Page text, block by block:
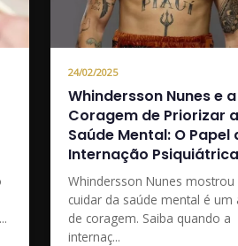
24/02/2025
Whindersson Nunes e a
Coragem de Priorizar a
Saúde Mental: O Papel
Internação Psiquiátrica
Whindersson Nunes mostrou
cuidar da saúde mental é um
de coragem. Saiba quando a
internaç...